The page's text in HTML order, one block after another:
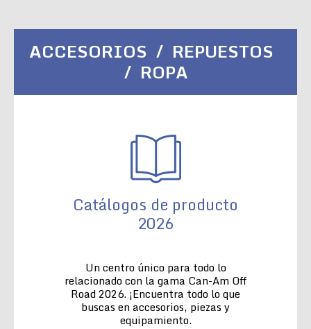
ACCESORIOS / REPUESTOS
/ ROPA
Catálogos de producto
2026
Un centro único para todo lo
relacionado con la gama Can-Am Off
Road 2026. ¡Encuentra todo lo que
buscas en accesorios, piezas y
equipamiento.